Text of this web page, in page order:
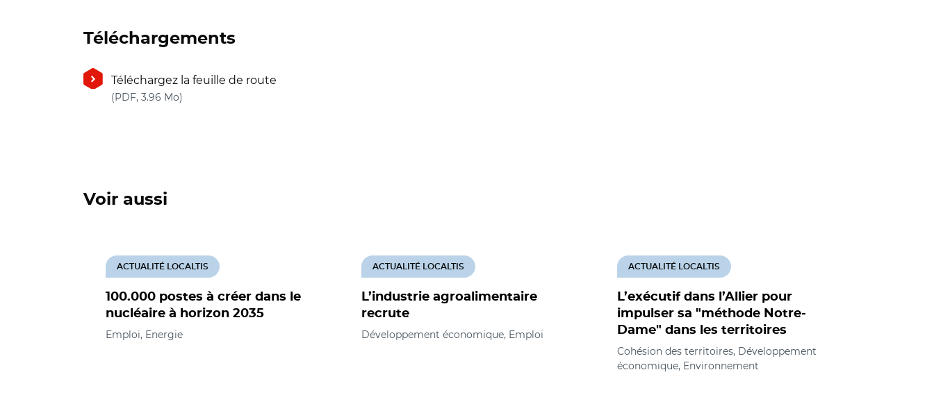
Téléchargements
Téléchargez la feuille de route
(PDF, 3.96 Mo)
Voir aussi
100.000 postes à créer dans le
nucléaire à horizon 2035
ACTUALITÉ LOCALTIS
Emploi, Energie
L’industrie agroalimentaire
recrute
ACTUALITÉ LOCALTIS
Développement économique, Emploi
L’exécutif dans l’Allier pour
impulser sa "méthode Notre-
Dame" dans les territoires
ACTUALITÉ LOCALTIS
Cohésion des territoires, Développement
économique, Environnement